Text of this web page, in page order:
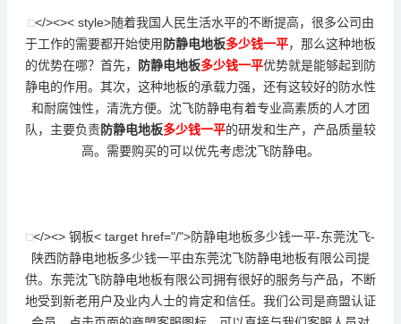
</><>< style>随着我国人民生活水平的不断提高，很多公司由
于工作的需要都开始使用 防静电地板多少钱一平，那么这种地板
的优势在哪？首先，
防静电地板多少钱一平优势就是能够起到防
静电的作用。其次，这种地板的承载力强，还有这较好的防水性
和耐腐蚀性，清洗方便。沈飞防静电有着专业高素质的人才团
队，主要负责防静电地板多少钱一平的研发和生产，产品质量较
高。需要购买的可以优先考虑沈飞防静电。
</><> 钢板< target href="/">防静电地板多少钱一平-东莞沈飞-
陕西防静电地板多少钱一平由东莞沈飞防静电地板有限公司提
供。东莞沈飞防静电地板有限公司拥有很好的服务与产品，不断
地受到新老用户及业内人士的肯定和信任。我们公司是商盟认证